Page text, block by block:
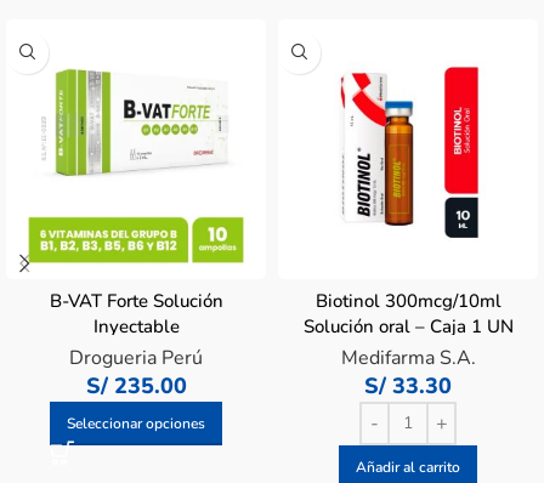
B-VAT Forte Solución
Inyectable
Drogueria Perú
S/235.00
Seleccionar opciones
Biotinol 300mcg/10ml
Solución oral – Caja 1 UN
Medifarma S.A.
S/ 33.30
Añadir al carrito